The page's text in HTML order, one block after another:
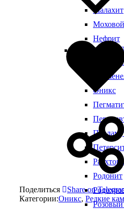
Малахит
Моховой
Нефрит
Виды камней
Оникс
Родонит
Поделиться Share on
Категории:Оникс, Редкие